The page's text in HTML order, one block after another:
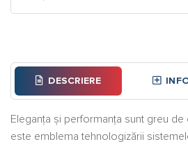
DESCRIERE
Eleganța și performanța sunt greu
este emblema tehnologizării